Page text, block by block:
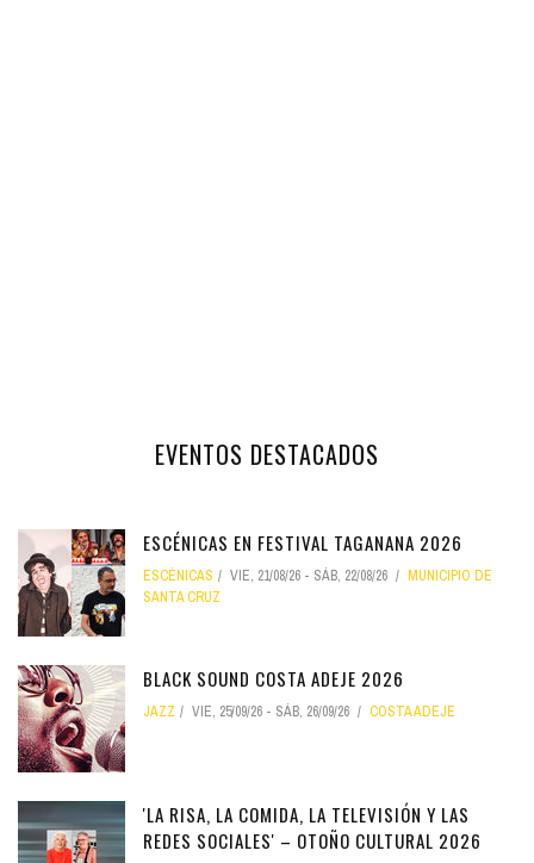
EVENTOS DESTACADOS
ESCÉNICAS EN FESTIVAL TAGANANA 2026
ESCÉNICAS VIE, 21/08/26 - SÁB, 22/08/26
MUNICIPIO DE
SANTA CRUZ
BLACK SOUND COSTA ADEJE 2026
JAZZ VIE, 25/09/26 - SÁB, 26/09/26 COSTA ADEJE
'LA RISA, LA COMIDA, LA TELEVISIÓN Y LAS
REDES SOCIALES' – OTOÑO CULTURAL 2026